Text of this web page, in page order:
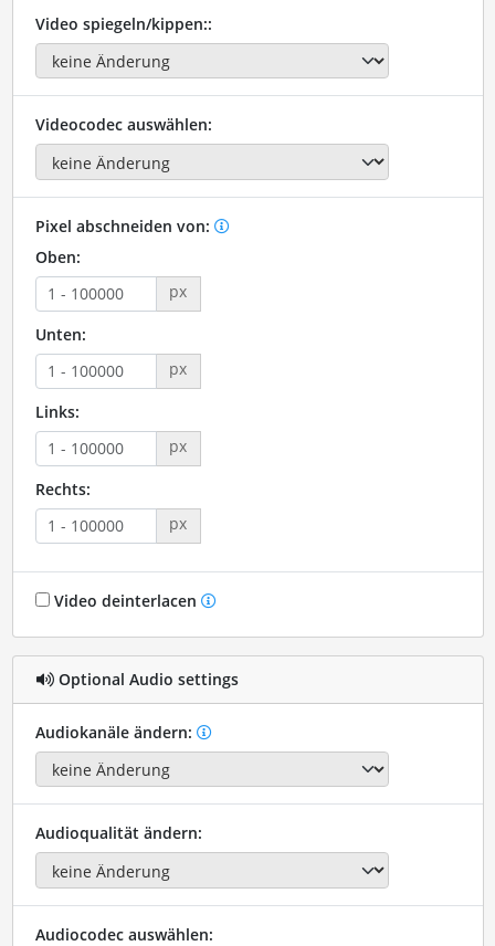
Video spiegeln/kippen::
Videocodec auswählen:
Pixel abschneiden von:
Oben:
px
Unten:
px
Links:
px
Rechts:
px
Video deinterlacen
Optional Audio settings
Audiokanäle ändern:
Audioqualität ändern:
Audiocodec auswählen: